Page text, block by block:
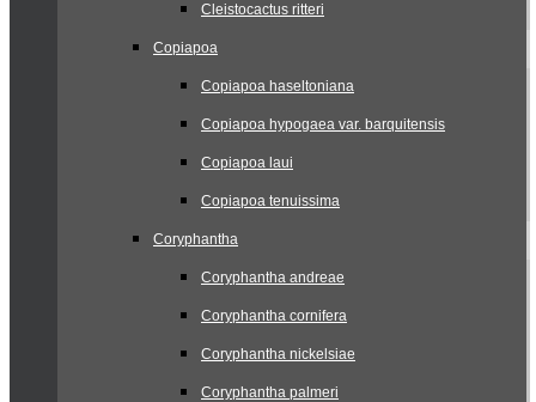
Cleistocactus ritteri
Copiapoa
Copiapoa haseltoniana
Copiapoa hypogaea var. barquitensis
Copiapoa laui
Copiapoa tenuissima
Coryphantha
Coryphantha andreae
Coryphantha cornifera
Coryphantha nickelsiae
Coryphantha palmeri